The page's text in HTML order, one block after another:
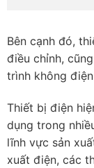
Bên cạnh đó,
điều chỉnh,
trình không
Thiết bị điện
dụng trong
lĩnh vực sản
xuất điện, các